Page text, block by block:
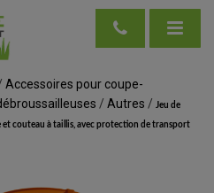
Accessoires pour coupe-
/ Autres / Jeu de
et couteau à taillis, avec protection de transport